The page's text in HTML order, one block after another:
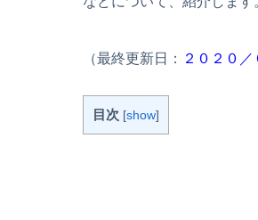
（最終更新日： ２０２０／
目次 [show]